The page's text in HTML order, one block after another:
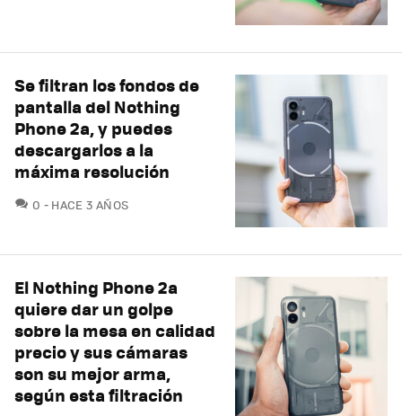
Se filtran los fondos de
pantalla del Nothing
Phone 2a, y puedes
descargarlos a la
máxima resolución
0 COMENTARIOS
HACE 3 AÑOS
El Nothing Phone 2a
quiere dar un golpe
sobre la mesa en calidad
precio y sus cámaras
son su mejor arma,
según esta filtración